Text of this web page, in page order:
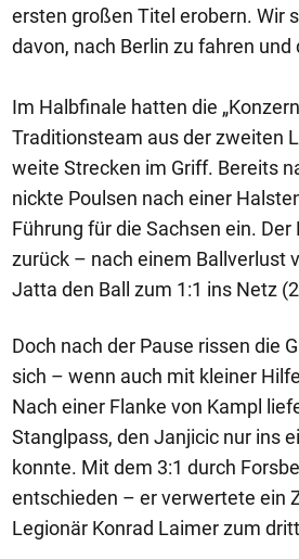
ersten großen Titel erobern. Wir
davon, nach Berlin zu fahren
Im Halbfinale hatten die
Traditionsteam aus der zweiten
weite Strecken im Griff. Bereits
nickte Poulsen nach einer
Führung für die Sachsen ein. Der
zurück – nach einem Ballverlust
Jatta den Ball zum 1:1 ins Netz
Doch nach der Pause rissen die
sich – wenn auch mit kleiner
Nach einer Flanke von Kampl
Stanglpass, den Janjicic nur ins
konnte. Mit dem 3:1 durch
entschieden – er verwertete ein
Legionär Konrad Laimer zum